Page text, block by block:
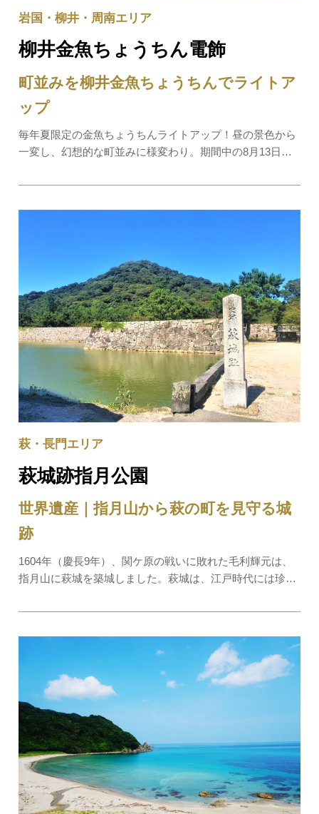
柳井金魚ちょうちん電飾
町並みを柳井金魚ちょうちんでライトア
ップ
毎年夏限定の金魚ちょうちんライトアップ！昼の景色から
一変し、幻想的な町並みに様変わり。期間中の8月13日に
岩国・柳井・周南エリア
萩城跡指月公園
世界遺産｜指月山から萩の町を見守る城
跡
1604年（慶長9年）、関ケ原の戦いに敗れた毛利輝元は、
指月山に萩城を築城しました。萩城は、江戸時代には珍し
城されたことから「指月城」とも呼ばれていました。1874
萩・長門エリア